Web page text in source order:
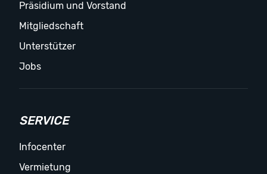
Präsidium und Vorstand
Mitgliedschaft
Unterstützer
Jobs
SERVICE
Infocenter
Vermietung